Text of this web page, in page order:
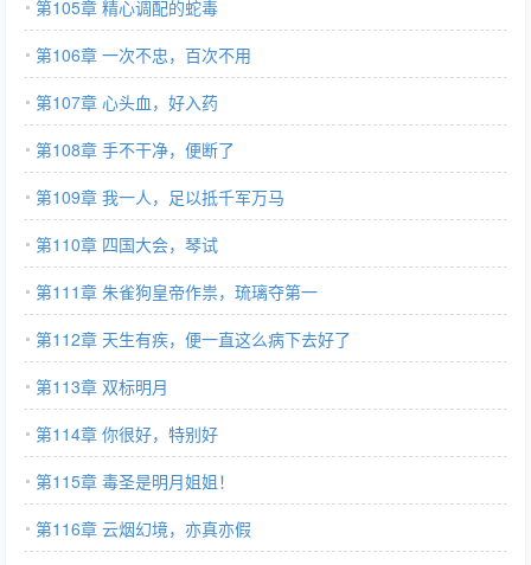
第105章 精心调配的蛇毒
第106章 一次不忠，百次不用
第107章 心头血，好入药
第108章 手不干净，便断了
第109章 我一人，足以抵千军万马
第110章 四国大会，琴试
第111章 朱雀狗皇帝作祟，琉璃夺第一
第112章 天生有疾，便一直这么病下去好了
第113章 双标明月
第114章 你很好，特别好
第115章 毒圣是明月姐姐！
第116章 云烟幻境，亦真亦假